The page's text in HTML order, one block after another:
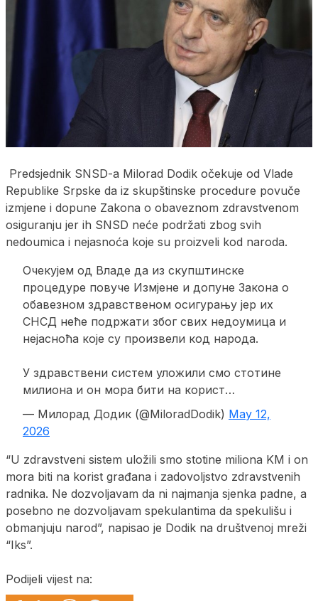
Predsjednik SNSD-a Milorad Dodik očekuje od Vlade
Republike Srpske da iz skupštinske procedure povuče
izmjene i dopune Zakona o obaveznom zdravstvenom
osiguranju jer ih SNSD neće podržati zbog svih
nedoumica i nejasnoća koje su proizveli kod naroda.
Очекујем од Владе да из скупштинске
процедуре повуче Измјене и допуне Закона о
обавезном здравственом осигурању јер их
СНСД неће подржати због свих недоумица и
нејасноћа које су произвели код нaрода.
У здравствени систем уложили смо стотине
милиона и он мора бити на корист…
— Милорад Додик (@MiloradDodik) May 12,
2026
“U zdravstveni sistem uložili smo stotine miliona KM i on
mora biti na korist građana i zadovoljstvo zdravstvenih
radnika. Ne dozvoljavam da ni najmanja sjenka padne, a
posebno ne dozvoljavam spekulantima da spekulišu i
obmanjuju narod”, napisao je Dodik na društvenoj mreži
“Iks”.
Podijeli vijest na: